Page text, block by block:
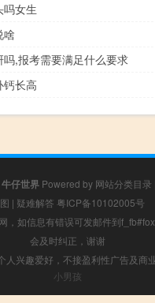
吗女生
啥
,报考需要满足什么要求
钙长高
牛仔世界 Powered by 网站分类目录
| 疑难解答 粤ICP备10102005号
，如信息有错误可发邮件到
会及时纠正，谢谢
人兴趣爱好，不接盈利性广告及商
小男孩